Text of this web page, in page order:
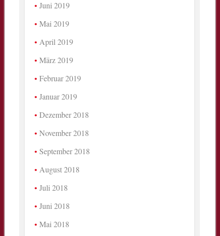
Juni 2019
Mai 2019
April 2019
März 2019
Februar 2019
Januar 2019
Dezember 2018
November 2018
September 2018
August 2018
Juli 2018
Juni 2018
Mai 2018